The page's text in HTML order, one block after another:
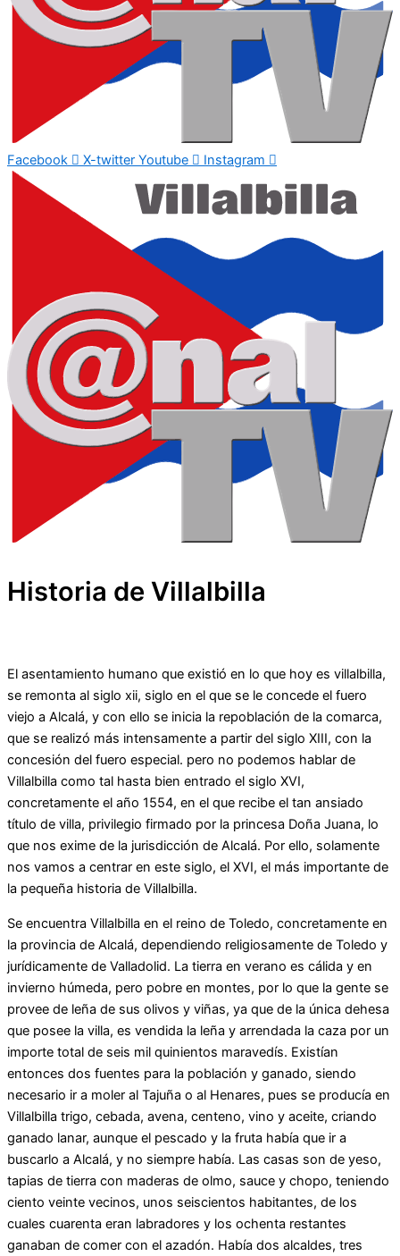
Facebook X-twitter Youtube Instagram
Historia de Villalbilla
El asentamiento humano que existió en lo que hoy es villalbilla,
se remonta al siglo xii, siglo en el que se le concede el fuero
viejo a Alcalá, y con ello se inicia la repoblación de la comarca,
que se realizó más intensamente a partir del siglo XIII, con la
concesión del fuero especial. pero no podemos hablar de
Villalbilla como tal hasta bien entrado el siglo XVI,
concretamente el año 1554, en el que recibe el tan ansiado
título de villa, privilegio firmado por la princesa Doña Juana, lo
que nos exime de la jurisdicción de Alcalá. Por ello, solamente
nos vamos a centrar en este siglo, el XVI, el más importante de
la pequeña historia de Villalbilla.
Se encuentra Villalbilla en el reino de Toledo, concretamente en
la provincia de Alcalá, dependiendo religiosamente de Toledo y
jurídicamente de Valladolid. La tierra en verano es cálida y en
invierno húmeda, pero pobre en montes, por lo que la gente se
provee de leña de sus olivos y viñas, ya que de la única dehesa
que posee la villa, es vendida la leña y arrendada la caza por un
importe total de seis mil quinientos maravedís. Existían
entonces dos fuentes para la población y ganado, siendo
necesario ir a moler al Tajuña o al Henares, pues se producía en
Villalbilla trigo, cebada, avena, centeno, vino y aceite, criando
ganado lanar, aunque el pescado y la fruta había que ir a
buscarlo a Alcalá, y no siempre había. Las casas son de yeso,
tapias de tierra con maderas de olmo, sauce y chopo, teniendo
ciento veinte vecinos, unos seiscientos habitantes, de los
cuales cuarenta eran labradores y los ochenta restantes
ganaban de comer con el azadón. Había dos alcaldes, tres